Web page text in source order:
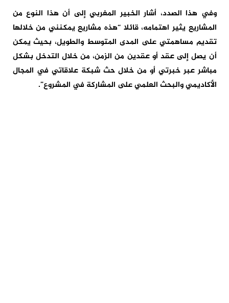
وفي هذا الصدد، أشار الخبير المغربي إلى أن هذا النوع من
المشاريع يثير اهتمامه، قائلا “هذه مشاريع يمكنني من خلالها
تقديم مساهمتي على المدى المتوسط والطويل، بحيث يمكن
أن يصل إلى عقد أو عقدين من الزمن، من خلال التدخل بشكل
مباشر عبر خبرتي أو من خلال حث شبكة علاقاتي في المجال
الأكاديمي والبحث العلمي على المشاركة في المشروع”.